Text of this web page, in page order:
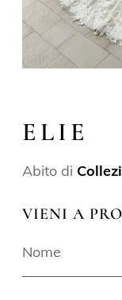
ELIE
Abito di
VIENI A